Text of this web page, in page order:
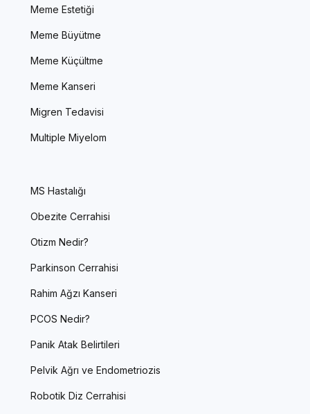
Meme Estetiği
Meme Büyütme
Meme Küçültme
Meme Kanseri
Migren Tedavisi
Multiple Miyelom
MS Hastalığı
Obezite Cerrahisi
Otizm Nedir?
Parkinson Cerrahisi
Rahim Ağzı Kanseri
PCOS Nedir?
Panik Atak Belirtileri
Pelvik Ağrı ve Endometriozis
Robotik Diz Cerrahisi